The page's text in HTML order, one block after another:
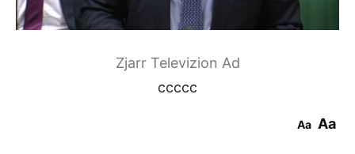
Zjarr Televizion Ad
ccccc
Aa Aa